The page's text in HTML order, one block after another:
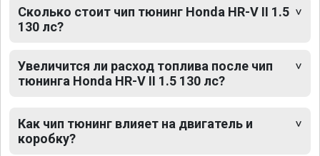
Сколько стоит чип тюнинг Honda HR-V II 1.5
130 лс?
Увеличится ли расход топлива после чип
тюнинга Honda HR-V II 1.5 130 лс?
Как чип тюнинг влияет на двигатель и
коробку?